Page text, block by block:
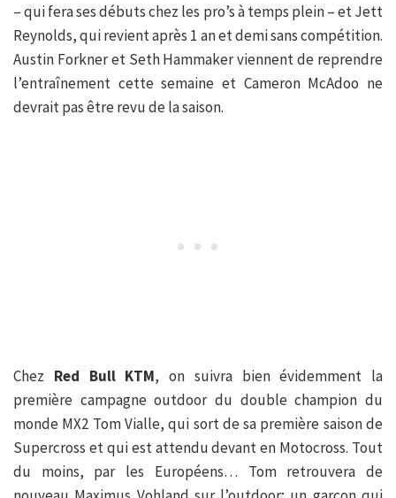
– qui fera ses débuts chez les pro’s à temps plein – et Jett
Reynolds, qui revient après 1 an et demi sans compétition.
Austin Forkner et Seth Hammaker viennent de reprendre
l’entraînement cette semaine et Cameron McAdoo ne
devrait pas être revu de la saison.
Chez Red Bull KTM, on suivra bien évidemment la
première campagne outdoor du double champion du
monde MX2 Tom Vialle, qui sort de sa première saison de
Supercross et qui est attendu devant en Motocross. Tout
du moins, par les Européens… Tom retrouvera de